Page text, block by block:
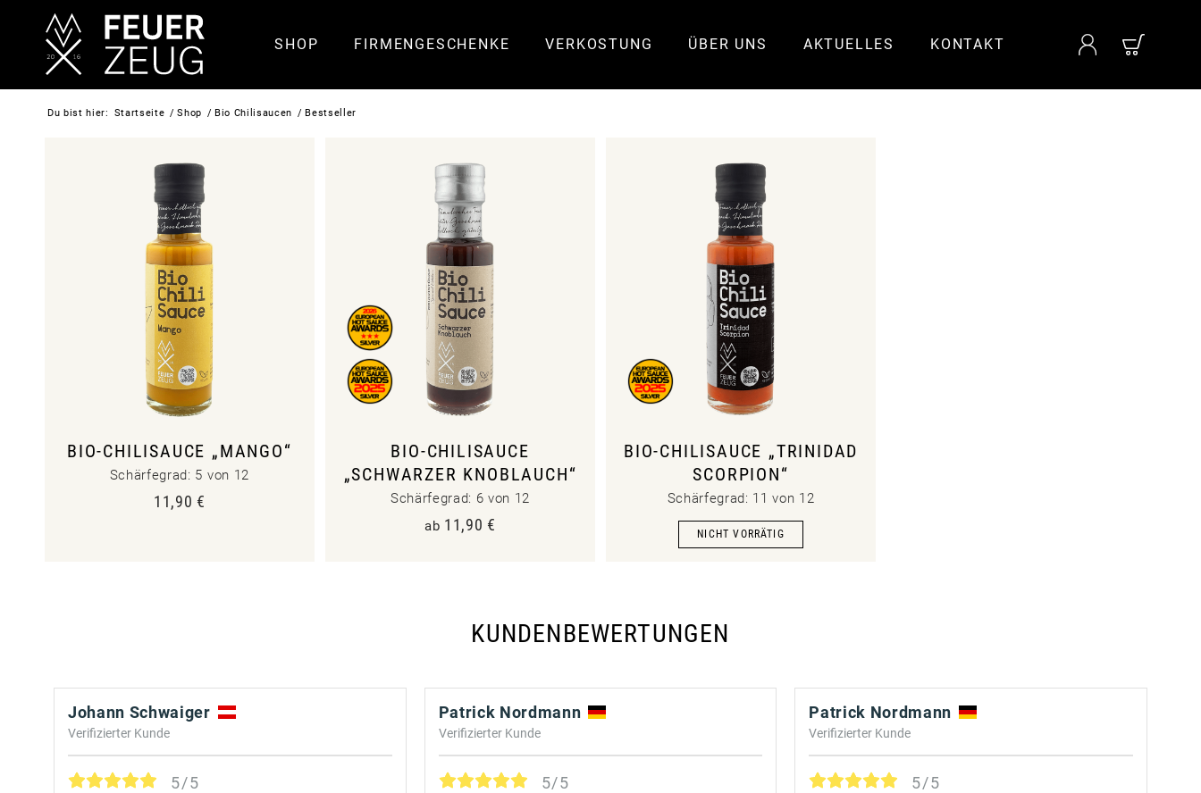
SHOP FIRMENGESCHENKE VERKOSTUNG ÜBER UNS AKTUELLES KONTAKT
Du bist hier: Startseite / Shop / Bio Chilisaucen / Bestseller
BIO-CHILISAUCE „MANGO“
Schärfegrad: 5 von 12
11,90 €
BIO-CHILISAUCE
„SCHWARZER KNOBLAUCH“
Schärfegrad: 6 von 12
ab 11,90 €
BIO-CHILISAUCE „TRINIDAD
SCORPION“
Schärfegrad: 11 von 12
KUNDENBEWERTUNGEN
Johann Schwaiger
Verifizierter Kunde
5/5
Patrick Nordmann
Verifizierter Kunde
5/5
Patrick Nordmann
Verifizierter Kunde
5/5